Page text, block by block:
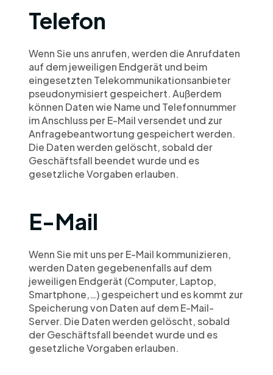
Telefon
Wenn Sie uns anrufen, werden die Anrufdaten
auf dem jeweiligen Endgerät und beim
eingesetzten Telekommunikationsanbieter
pseudonymisiert gespeichert. Außerdem
können Daten wie Name und Telefonnummer
im Anschluss per E-Mail versendet und zur
Anfragebeantwortung gespeichert werden.
Die Daten werden gelöscht, sobald der
Geschäftsfall beendet wurde und es
gesetzliche Vorgaben erlauben.
E-Mail
Wenn Sie mit uns per E-Mail kommunizieren,
werden Daten gegebenenfalls auf dem
jeweiligen Endgerät (Computer, Laptop,
Smartphone,…) gespeichert und es kommt zur
Speicherung von Daten auf dem E-Mail-
Server. Die Daten werden gelöscht, sobald
der Geschäftsfall beendet wurde und es
gesetzliche Vorgaben erlauben.